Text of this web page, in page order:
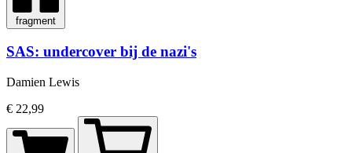
fragment
SAS: undercover bij de nazi's
Damien Lewis
€ 22,99